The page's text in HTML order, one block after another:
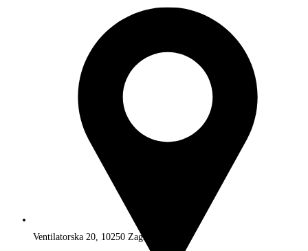
Ventilatorska 20, 10250 Zagreb